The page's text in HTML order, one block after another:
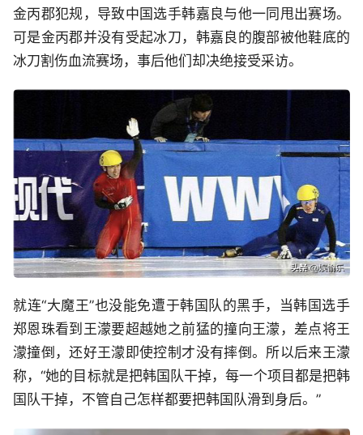
金丙郡犯规，导致中国选手韩嘉良与他一同甩出赛场。
可是金丙郡并没有受起冰刀，韩嘉良的腹部被他鞋底的
冰刀割伤血流赛场，事后他们却决绝接受采访。
就连“大魔王”也没能免遭于韩国队的黑手，当韩国选手
郑恩珠看到王濛要超越她之前猛的撞向王濛，差点将王
濛撞倒，还好王濛即使控制才没有摔倒。所以后来王濛
称，“她的目标就是把韩国队干掉，每一个项目都是把韩
国队干掉，不管自己怎样都要把韩国队滑到身后。”